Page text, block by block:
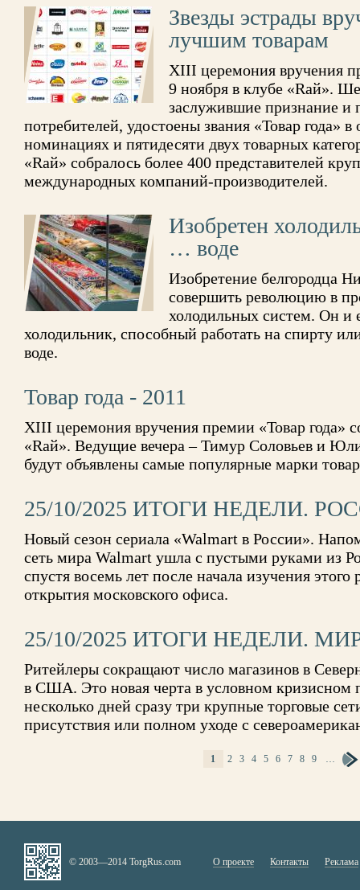
Звезды эстрады
лучшим товарам
XIII церемония вручения
9 ноября в клубе «Rай».
заслужившие признание и
потребителей, удостоены звания «Товар года»
номинациях и пятидесяти двух товарных
«Rай» собралось более 400 представителей
международных компаний-производителей.
Изобретен
… воде
Изобретение белгородца
совершить революцию в
холодильных систем. Он и
холодильник, способный работать на спирту
воде.
Товар года - 2011
XIII церемония вручения премии «Товар года»
«Rай». Ведущие вечера – Тимур Соловьев и
будут объявлены самые популярные марки
25/10/2025 ИТОГИ НЕДЕЛИ.
Новый сезон сериала «Walmart в России».
сеть мира Walmart ушла с пустыми руками из
спустя восемь лет после начала изучения
открытия московского офиса.
25/10/2025 ИТОГИ НЕДЕЛИ.
Ритейлеры сокращают число магазинов в
в США. Это новая черта в условном кризисном
несколько дней сразу три крупные торговые
присутствия или полном уходе с
1 2 3 4 5 6 7 8 9 …
© 2003—2014 TorgRus.com О проекте Контакты Реклама